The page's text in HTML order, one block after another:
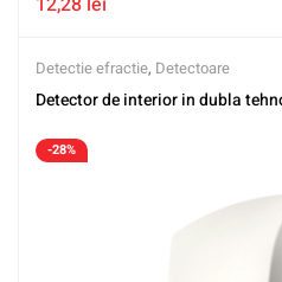
Detectie efractie, Detectoare
Detector de interior in dubla
-28%